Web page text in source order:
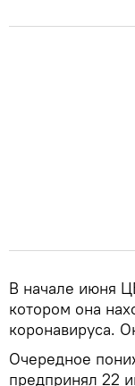
В начале июня
котором она
коронавируса.
Очередное
предпринял 22